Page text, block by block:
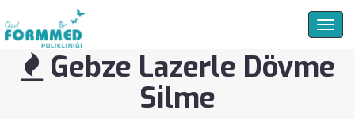
Gebze Lazerle Dövme
Silme